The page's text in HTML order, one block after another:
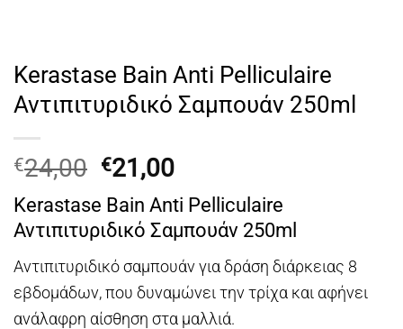
Kerastase Bain Anti Pelliculaire
Αντιπιτυριδικό Σαμπουάν 250ml
€24,00 Original
price
was:
€24,00.
€21,00Η
τρέχουσα
τιμή
είναι:
€21,00.
Kerastase Bain Anti Pelliculaire
Αντιπιτυριδικό Σαμπουάν 250ml
Αντιπιτυριδικό σαμπουάν για δράση διάρκειας 8
εβδομάδων, που δυναμώνει την τρίχα και αφήνει
ανάλαφρη αίσθηση στα μαλλιά.